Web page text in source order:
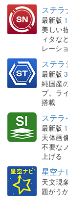
ステラ
最新版
美しい
ィタな
レーシ
ステラ
最新版
純国産
プ。ラ
搭載
ステラ
最新版
天体画
不要な
上げる
星空ナ
天文現
題がう